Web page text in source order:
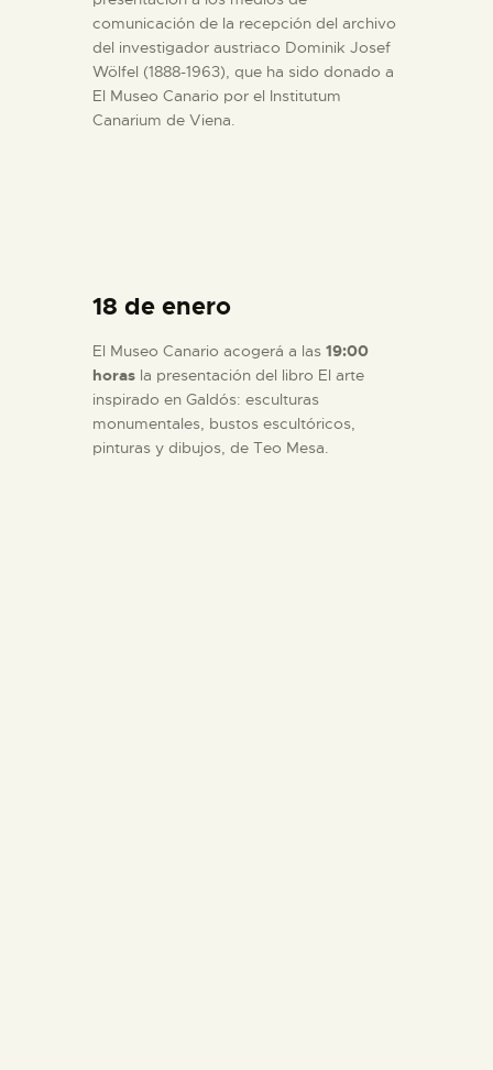
comunicación de la recepción del archivo
del investigador austriaco Dominik Josef
Wölfel (1888-1963), que ha sido donado a
El Museo Canario por el Institutum
Canarium de Viena.
18 de enero
El Museo Canario acogerá a las 19:00
horas la presentación del libro El arte
inspirado en Galdós: esculturas
monumentales, bustos escultóricos,
pinturas y dibujos, de Teo Mesa.